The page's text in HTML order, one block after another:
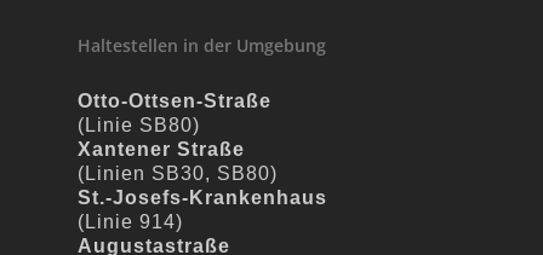
Haltestellen in der Umgebung
Otto-Ottsen-Straße
(Linie SB80)
Xantener Straße
(Linien SB30, SB80)
St.-Josefs-Krankenhaus
(Linie 914)
Augustastraße